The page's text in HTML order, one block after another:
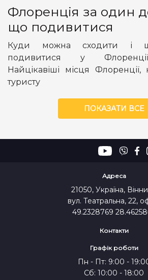
Флоренція за один
що подивитися
Куди можна сходити і
подивитися у
Найцікавіші місця Флоренції,
туристу
ПОКАЗАТИ ВСЕ
Адреса
21050, Україна,
вул. Театральна, 22,
49.2328769
Контакти
Графік роботи
Пн - Пт: 9:00 -
Сб: 10:00 - 18:00